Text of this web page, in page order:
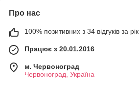
Про нас
100% позитивних з 34 відгуків за рік
Працює з 20.01.2016
м. Червоноград
Червоноград, Україна